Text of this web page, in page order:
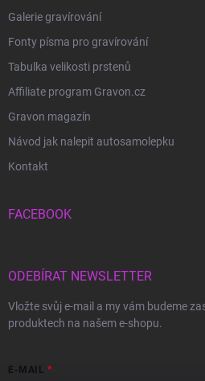
Galerie gravírování
Fonty písma pro gravírování
Tabulka velikosti prstenů
Affiliate program Gravon.cz
Gravon magazín
Návod jak nalepit autosamolepku
Kontakt
FACEBOOK
ODEBÍRAT NEWSLETTER
Vložte svůj e-mail a my vám budeme
produktech na našem e-shopu.
E-MAIL